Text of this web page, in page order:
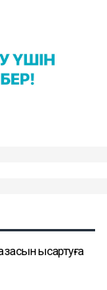
қысқартуға